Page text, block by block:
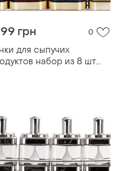
грн 0
для сыпучих
набор из 8 шт